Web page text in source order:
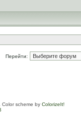
Перейти:
scheme by ColorizeIt!